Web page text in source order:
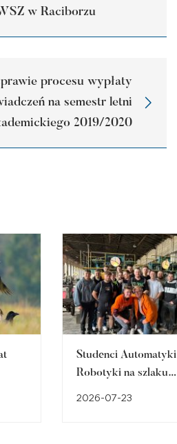
w Raciborzu
procesu wypłaty
na semestr letni
2019/2020
Studenci
Robotyki na szlaku
2026-07-23